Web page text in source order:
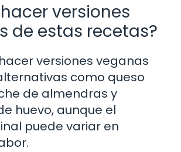
versiones
de estas recetas?
versiones veganas
como queso
de almendras y
huevo, aunque el
puede variar en